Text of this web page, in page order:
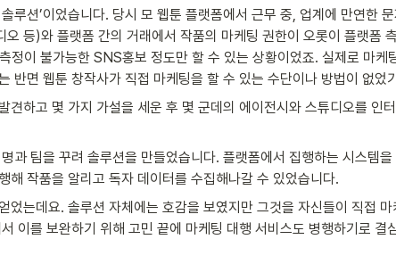
루션’이었습니다. 당시 모 웹툰 플랫폼에서 근무 중, 업계에 만연
오 등)와 플랫폼 간의 거래에서 작품의 마케팅 권한이 오롯이 플랫폼
정이 불가능한 SNS홍보 정도만 할 수 있는 상황이었죠. 실제로 마
반면 웹툰 창작사가 직접 마케팅을 할 수 있는 수단이나 방법이 없었
견하고 몇 가지 가설을 세운 후 몇 군데의 에이전시와 스튜디오를
과 팀을 꾸려 솔루션을 만들었습니다. 플랫폼에서 집행하는 시스템
해 작품을 알리고 독자 데이터를 수집해나갈 수 있었습니다.
었는데요. 솔루션 자체에는 호감을 보였지만 그것을 자신들이 직접
이를 보완하기 위해 고민 끝에 마케팅 대행 서비스도 병행하기로